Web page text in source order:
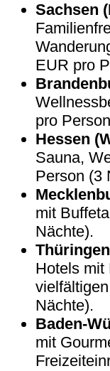
Sachsen
EUR pro
pro
Hessen
Sauna,
Person (3
mit
Nächte).
Hotels mit
Nächte).
Baden-
mit